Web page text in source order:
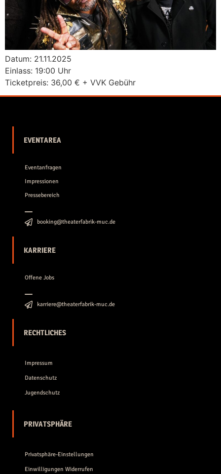
Datum: 21.11.2025
Einlass: 19:00 Uhr
Ticketpreis: 36,00 € + VVK Gebühr
EVENTAREA
Eventanfragen
Impressionen
Pressebereich
booking@theaterfabrik-muc.de
KARRIERE
Offene Jobs
karriere@theaterfabrik-muc.de
RECHTLICHES
Impressum
Datenschutz
Jugendschutz
PRIVATSPHÄRE
Privatsphäre-Einstellungen
Einwilligungen Widerrufen